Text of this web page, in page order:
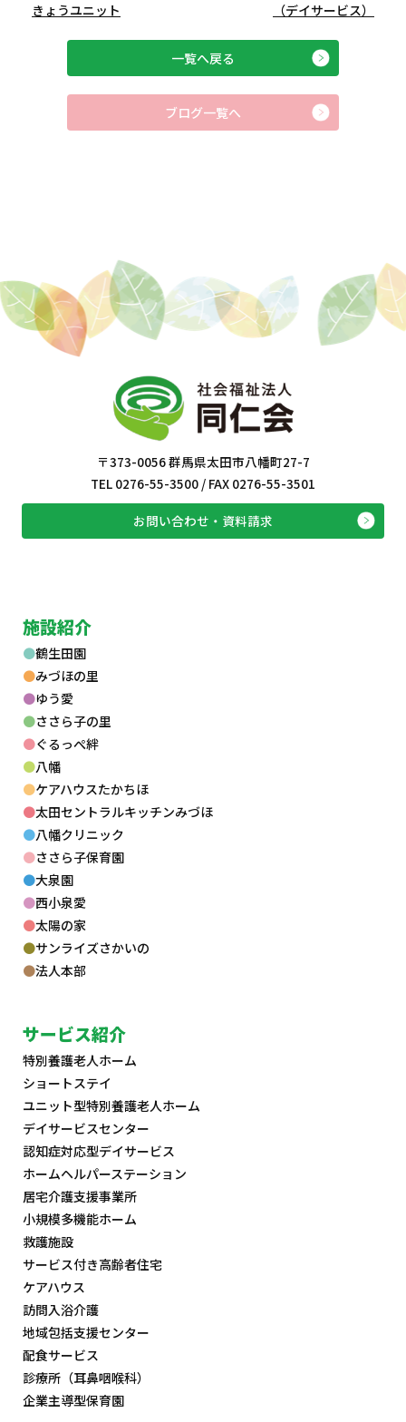
きょうユニット
（デイサービス）
一覧へ戻る
ブログ一覧へ
〒373-0056 群馬県太田市八幡町27-7
TEL 0276-55-3500 / FAX 0276-55-3501
お問い合わせ・資料請求
施設紹介
鶴生田園
みづほの里
ゆう愛
ささら子の里
ぐるっぺ絆
八幡
ケアハウスたかちほ
太田セントラルキッチンみづほ
八幡クリニック
ささら子保育園
大泉園
西小泉愛
太陽の家
サンライズさかいの
法人本部
サービス紹介
特別養護老人ホーム
ショートステイ
ユニット型特別養護老人ホーム
デイサービスセンター
認知症対応型デイサービス
ホームヘルパーステーション
居宅介護支援事業所
小規模多機能ホーム
救護施設
サービス付き高齢者住宅
ケアハウス
訪問入浴介護
地域包括支援センター
配食サービス
診療所（耳鼻咽喉科）
企業主導型保育園